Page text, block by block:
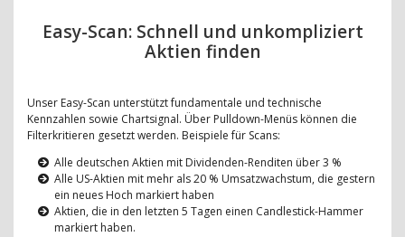
Easy-Scan: Schnell und unkompliziert
Aktien finden
Unser Easy-Scan unterstützt fundamentale und technische
Kennzahlen sowie Chartsignal. Über Pulldown-Menüs können die
Filterkritieren gesetzt werden. Beispiele für Scans:
Alle deutschen Aktien mit Dividenden-Renditen über 3 %
Alle US-Aktien mit mehr als 20 % Umsatzwachstum, die gestern
ein neues Hoch markiert haben
Aktien, die in den letzten 5 Tagen einen Candlestick-Hammer
markiert haben.